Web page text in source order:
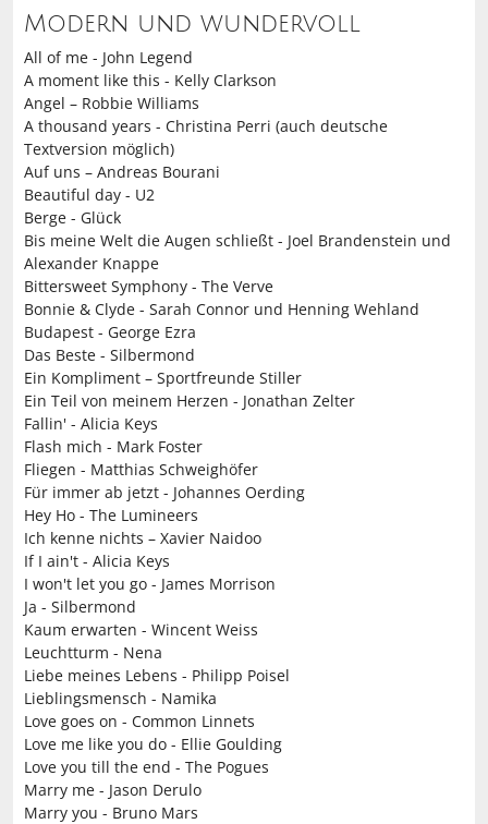
Modern und wundervoll
All of me - John Legend
A moment like this - Kelly Clarkson
Angel – Robbie Williams
A thousand years - Christina Perri (auch deutsche
Textversion möglich)
Auf uns – Andreas Bourani
Beautiful day - U2
Berge - Glück
Bis meine Welt die Augen schließt - Joel Brandenstein und
Alexander Knappe
Bittersweet Symphony - The Verve
Bonnie & Clyde - Sarah Connor und Henning Wehland
Budapest - George Ezra
Das Beste - Silbermond
Ein Kompliment – Sportfreunde Stiller
Ein Teil von meinem Herzen - Jonathan Zelter
Fallin' - Alicia Keys
Flash mich - Mark Foster
Fliegen - Matthias Schweighöfer
Für immer ab jetzt - Johannes Oerding
Hey Ho - The Lumineers
Ich kenne nichts – Xavier Naidoo
If I ain't - Alicia Keys
I won't let you go - James Morrison
Ja - Silbermond
Kaum erwarten - Wincent Weiss
Leuchtturm - Nena
Liebe meines Lebens - Philipp Poisel
Lieblingsmensch - Namika
Love goes on - Common Linnets
Love me like you do - Ellie Goulding
Love you till the end - The Pogues
Marry me - Jason Derulo
Marry you - Bruno Mars